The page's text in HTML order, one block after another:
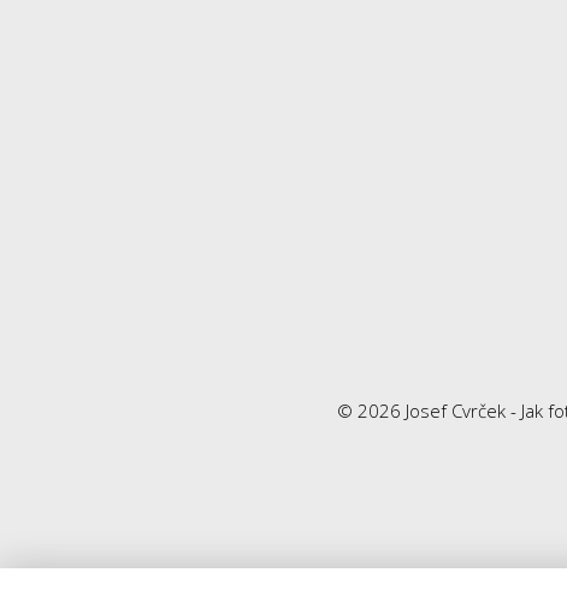
© 2026 Josef Cvrček - Jak